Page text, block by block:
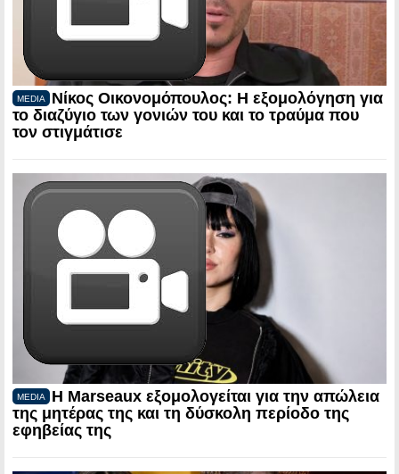
MEDIA
Νίκος Οικονομόπουλος: Η εξομολόγηση για
το διαζύγιο των γονιών του και το τραύμα που
τον στιγμάτισε
MEDIA
Η Marseaux εξομολογείται για την απώλεια
της μητέρας της και τη δύσκολη περίοδο της
εφηβείας της